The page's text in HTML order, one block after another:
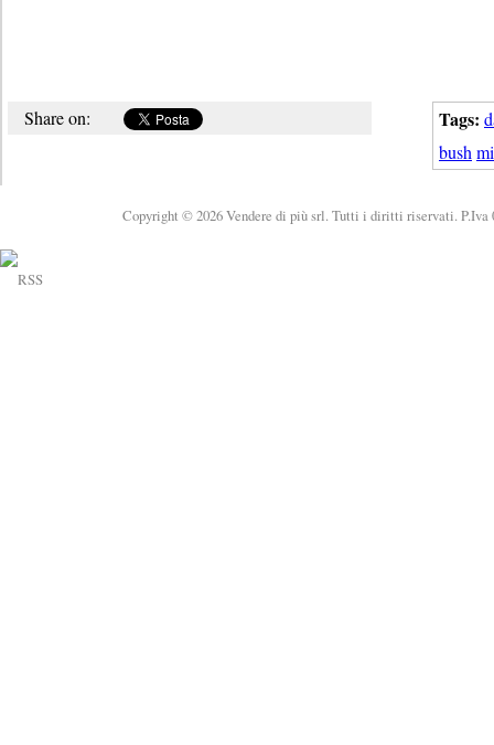
Tags:
bush
Share on:
Copyright © 2026 Vendere di più srl. Tutti i diritti riservati. P.Iva